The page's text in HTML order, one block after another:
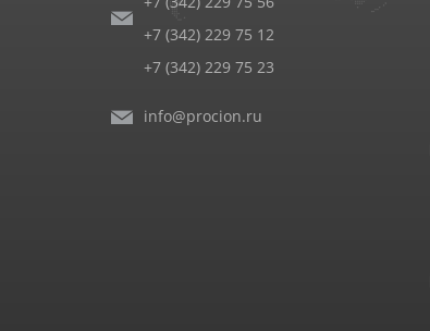
+7 (342) 229 75 12
+7 (342) 229 75 23
info@procion.ru